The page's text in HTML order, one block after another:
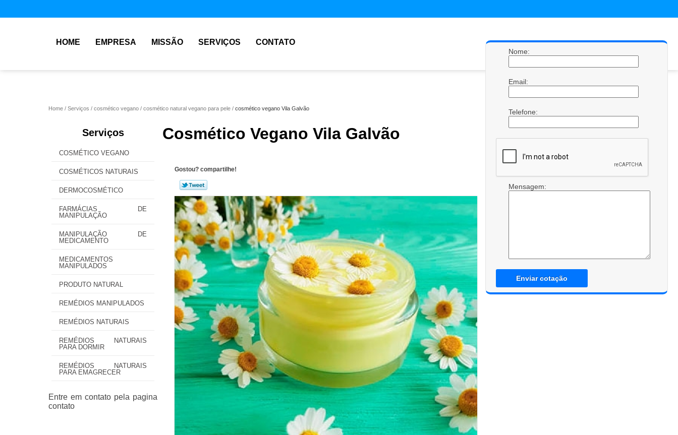
HOME EMPRESA MISSÃO SERVIÇOS CONTATO
Home Serviços cosmético vegano cosmético natural vegano para pele cosmético vegano Vila Galvão
Serviços
COSMÉTICO VEGANO
COSMÉTICOS NATURAIS
DERMOCOSMÉTICO
FARMÁCIAS DE
MANIPULAÇÃO
MANIPULAÇÃO DE
MEDICAMENTO
MEDICAMENTOS
MANIPULADOS
PRODUTO NATURAL
REMÉDIOS MANIPULADOS
REMÉDIOS NATURAIS
REMÉDIOS NATURAIS
PARA DORMIR
REMÉDIOS NATURAIS
PARA EMAGRECER
Cosmético Vegano Vila Galvão
Gostou? compartilhe!
Nome:
Email:
Telefone:
Mensagem:
Enviar cotação